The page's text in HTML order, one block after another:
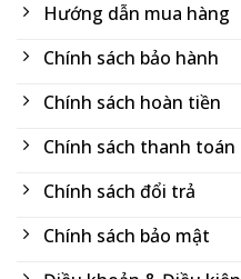
Hướng dẫn mua hàng
Chính sách bảo hành
Chính sách hoàn tiền
Chính sách thanh toán
Chính sách đổi trả
Chính sách bảo mật